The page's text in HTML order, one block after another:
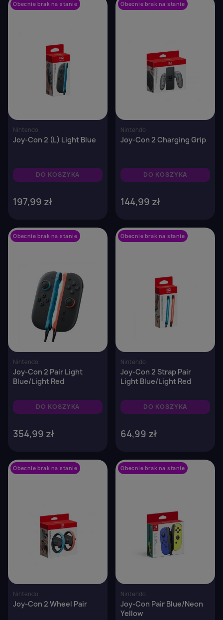
Obecnie brak na stanie
Nintendo
Joy-Con 2 (L) Light Blue
DO KOSZYKA
197,99 zł
Obecnie brak na stanie
Nintendo
Joy-Con 2 Charging Grip
DO KOSZYKA
144,99 zł
Obecnie brak na stanie
Nintendo
Joy-Con 2 Pair Light
Blue/Light Red
DO KOSZYKA
354,99 zł
Obecnie brak na stanie
Nintendo
Joy-Con 2 Strap Pair
Light Blue/Light Red
DO KOSZYKA
64,99 zł
Obecnie brak na stanie
Nintendo
Joy-Con 2 Wheel Pair
Obecnie brak na stanie
Nintendo
Joy-Con Pair Blue/Neon
Yellow
Anuluj Zaloguj się